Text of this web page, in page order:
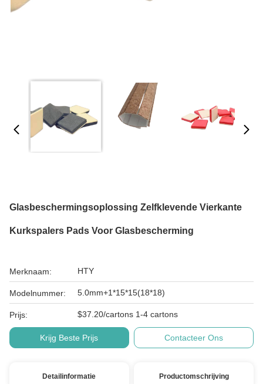
Glasbeschermingsoplossing Zelfklevende Vierkante
Kurkspalers Pads Voor Glasbescherming
Merknaam: HTY
Modelnummer: 5.0mm+1*15*15(18*18)
Prijs: $37.20/cartons 1-4 cartons
Krijg Beste Prijs Contacteer Ons
Detailinformatie Productomschrijving